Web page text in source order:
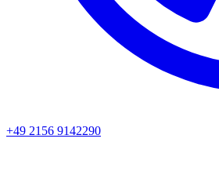
+49 2156 9142290